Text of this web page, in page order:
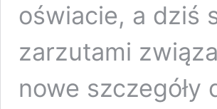
oświacie, a dziś
zarzutami
nowe